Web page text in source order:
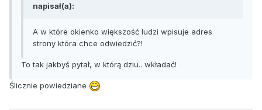
napisał(a):
A w które okienko większość ludzi wpisuje adres
strony która chce odwiedzić?!
To tak jakbyś pytał, w którą dziu.. wkładać!
Ślicznie powiedziane